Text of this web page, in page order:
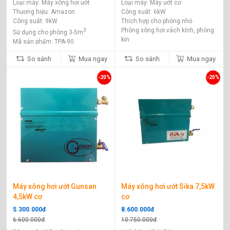
đến 16 triệu. Quý khách có thể tham khảo một số mẫu máy
xông hơi bán chạy như: Máy xông hơi Kendos 6KW, máy xông
hơi Kendos 9kw, máy xông hơi Kendos 12kw, máy xông hơi
Kendos 15kw
Loại máy: Máy xông hơi ướt
Thương hiệu: Amazon
Công suất: 9kW
Sử dụng cho phòng 3-5m3
Mã sản phẩm: TPA-90
So sánh Mua ngay
Loại máy: Máy ướt cơ
Công suất: 6kW
Thích hợp cho phòng nhỏ
Phòng xông hơi vách kính, phòng
kín
So sánh Mua ngay
Máy xông hơi ướt Gunsan
4,5kW cơ
5.300.000đ
6.600.000đ
-20%
Máy xông hơi ướt Sika 7,5kW
cơ
8.600.000đ
10.750.000đ
-20%